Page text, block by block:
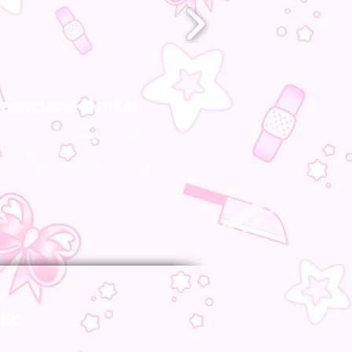
Artikel
originale Produkte!
geben wir keine Chance!
unserer angebotenen Artikeln